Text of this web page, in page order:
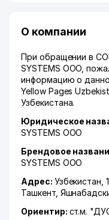
О компании
При обращении в
SYSTEMS ООО,
информацию о
Yellow Pages
Узбекистана.
Юридическое
SYSTEMS ООО
Брендовое
SYSTEMS ООО
Адрес: Узбекистан,
Ташкент,
Ориентир: ст.м.